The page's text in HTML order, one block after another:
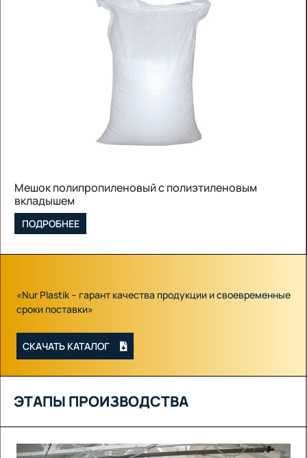
Полипропиленовый рукав
ПОДРОБНЕЕ
«Nur Plastik – гарант качества продукции и своевременные
сроки поставки»
СКАЧАТЬ КАТАЛОГ
ЭТАПЫ ПРОИЗВОДСТВА